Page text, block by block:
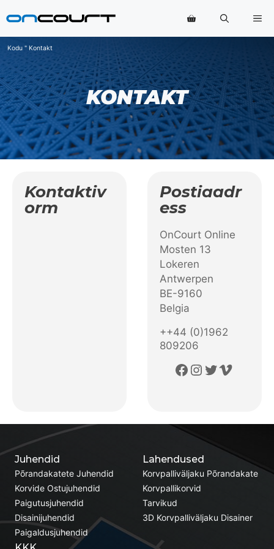
to
Kodu " Kontakt
KONTAKT
Kontaktiv
Orm
Postiaadr
Ess
OnCourt Online
Mosten 13
Lokeren
Antwerpen
BE-9160
Belgia
++44 (0)1962
809206
Facebook
Instagram
Twitter
Vimeo
Lahendused
Korvpalliväljaku Põrandakate
Korvpallikorvid
Tarvikud
3D Korvpalliväljaku Disainer
Juhendid
Põrandakatete Juhendid
Korvide Ostujuhendid
Paigutusjuhendid
Disainijuhendid
Paigaldusjuhendid